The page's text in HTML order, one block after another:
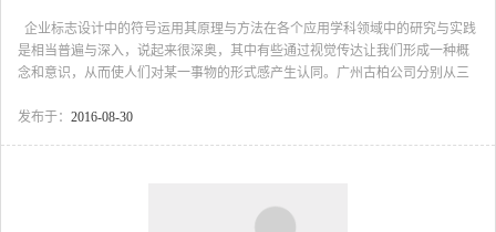
企业标志设计中的符号运用其原理与方法在各个应用学科领域中的研究与实践
是相当普遍与深入，说起来很深奥，其中有些通过视觉传达让我们形成一种概
念和意识，从而使人们对某一事物的形式感产生认同。广州古柏公司分别从三
形象征意义。 首先，在标志设计中运用符号原理进行视觉传达，可以在中
发布于： 2016-08-30